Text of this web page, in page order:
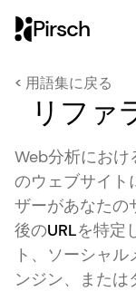
Pirsch
< 用語集に戻る
リファ
Web分析におけ
のウェブサイト
ザーがあなたの
後のURLを特定
ト、ソーシャ
ンジン、また